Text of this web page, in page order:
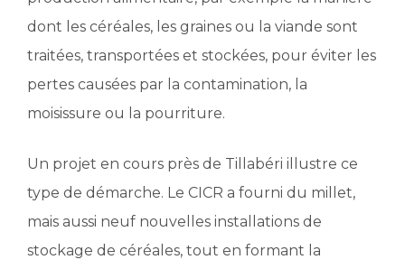
dont les céréales, les graines ou la viande sont
traitées, transportées et stockées, pour éviter les
pertes causées par la contamination, la
moisissure ou la pourriture.
Un projet en cours près de Tillabéri illustre ce
type de démarche. Le CICR a fourni du millet,
mais aussi neuf nouvelles installations de
stockage de céréales, tout en formant la